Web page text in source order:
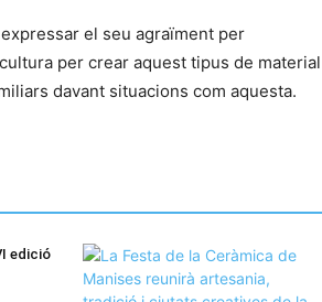
expressar el seu agraïment per
per crear aquest tipus de material
davant situacions com aquesta.
edició